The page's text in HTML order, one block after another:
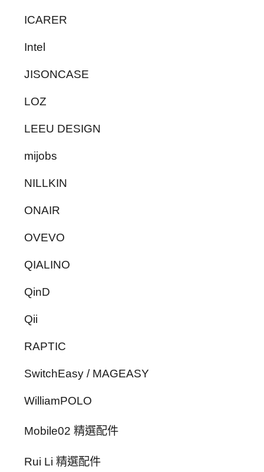
ICARER
Intel
JISONCASE
LOZ
LEEU DESIGN
mijobs
NILLKIN
ONAIR
OVEVO
QIALINO
QinD
Qii
RAPTIC
SwitchEasy / MAGEASY
WilliamPOLO
Mobile02 精選配件
Rui Li 精選配件